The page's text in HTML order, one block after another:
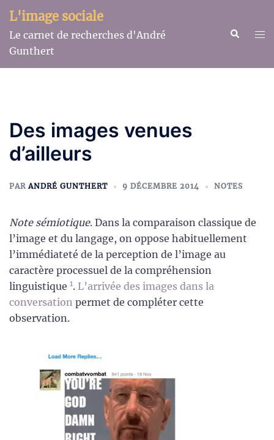
Aller
au
contenu
L'image sociale
Le carnet de recherches d'André
Gunthert
Des images venues
d’ailleurs
PARANDRÉ GUNTHERT 9 DÉCEMBRE 2014 NOTES
Note sémiotique. Dans la comparaison classique de
l’image et du langage, on oppose habituellement
l’immédiateté de la perception de l’image au
caractère processuel de la compréhension
linguistique 1. L’arrivée des images dans la
conversation permet de compléter cette
observation.